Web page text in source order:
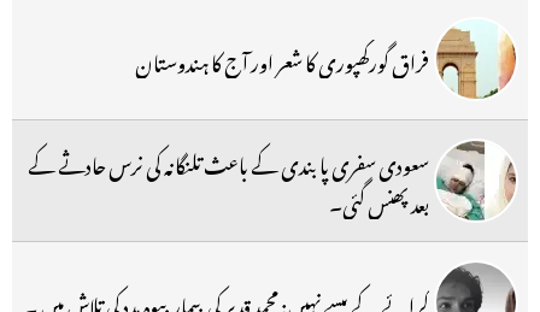
فراق گورکھپوری کا شعر اور آج کا ہندوستان
سعودی سفری پابندی کے باعث تلنگانہ کی نرس حادثے کے
بعد پھنس گئی۔